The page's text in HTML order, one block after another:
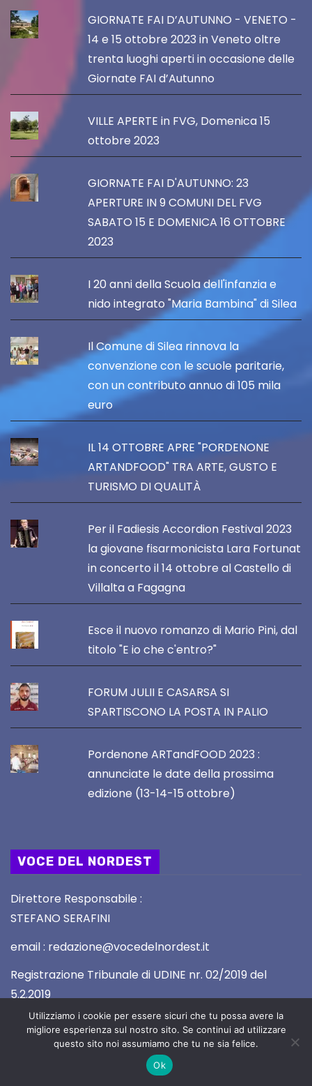
GIORNATE FAI D’AUTUNNO - VENETO -
14 e 15 ottobre 2023 in Veneto oltre
trenta luoghi aperti in occasione delle
Giornate FAI d’Autunno
VILLE APERTE in FVG, Domenica 15
ottobre 2023
GIORNATE FAI D'AUTUNNO: 23
APERTURE IN 9 COMUNI DEL FVG
SABATO 15 E DOMENICA 16 OTTOBRE
2023
I 20 anni della Scuola dell'infanzia e
nido integrato "Maria Bambina" di Silea
Il Comune di Silea rinnova la
convenzione con le scuole paritarie,
con un contributo annuo di 105 mila
euro
IL 14 OTTOBRE APRE "PORDENONE
ARTANDFOOD" TRA ARTE, GUSTO E
TURISMO DI QUALITÀ
Per il Fadiesis Accordion Festival 2023
la giovane fisarmonicista Lara Fortunat
in concerto il 14 ottobre al Castello di
Villalta a Fagagna
Esce il nuovo romanzo di Mario Pini, dal
titolo "E io che c'entro?"
FORUM JULII E CASARSA SI
SPARTISCONO LA POSTA IN PALIO
Pordenone ARTandFOOD 2023 :
annunciate le date della prossima
edizione (13-14-15 ottobre)
VOCE DEL NORDEST
Direttore Responsabile :
STEFANO SERAFINI
email : redazione@vocedelnordest.it
Registrazione Tribunale di UDINE nr. 02/2019 del
5.2.2019
Utilizziamo i cookie per essere sicuri che tu possa avere la
migliore esperienza sul nostro sito. Se continui ad utilizzare
questo sito noi assumiamo che tu ne sia felice.
Ok